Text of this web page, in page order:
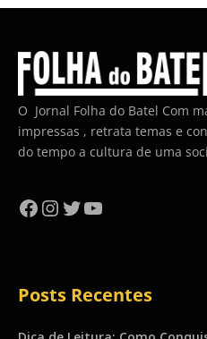
O Jornal Folha do Batel Com
impressas , retrata temas e
do tempo a cultura de uma
Facebook
Instagram
Twitter
YouTube
Posts Recentes